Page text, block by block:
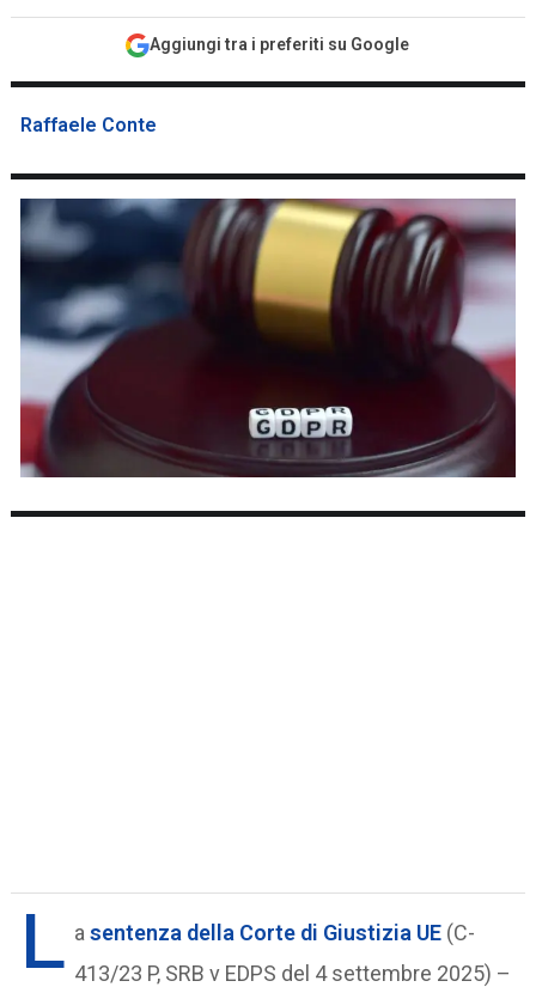
Aggiungi tra i preferiti su Google
Raffaele Conte
L asentenza della Corte di Giustizia UE (C-
413/23 P, SRB v EDPS del 4 settembre 2025) –